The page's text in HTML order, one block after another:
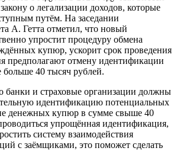
о легализации доходов, которые
путём. На заседании
А. Гетта отметил, что новый
упростит процедуру обмена
купюр, ускорит срок проведения
предполагают отмену идентификации
40 тысяч рублей.
банки и страховые организации должны
идентификацию потенциальных
денежных купюр в сумме свыше 40
упрощённая идентификация,
систему взаимодействия
с заёмщиками, это поможет сделать